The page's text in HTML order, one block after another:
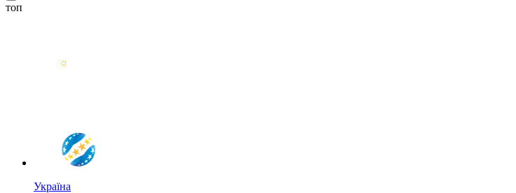
топ
Україна